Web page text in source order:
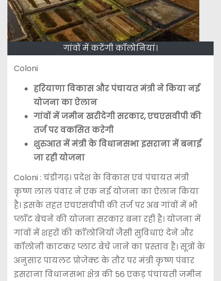
गांवों में कटेंगी कॉलोनियां।
Coloni
हरियाणा विकास और पंचायत मंत्री ने किया नई
योजना का ऐलान
गांवों में जमीन खरीदेगी सरकार, एचएसवीपी की
तर्ज पर वकसित करेगी
शुरुआत में मंत्री के विधानसभा इसराना में बनाई
जा रही योजना
Coloni : चंडीगढ़। प्रदेश के विकास एवं पंचायत मंत्री
कृष्ण लाल पंवार ने एक नई योजना का ऐलान किया
है। इसके तहत एचएसवीपी की तर्ज पर अब गांवों में भी
प्लाॅट बेचने की योजना सरकार बना रही है। योजना में
गांवों में शहरों की काॅलोनियों जैसी सुविधाएं देने और
कॉलोनी काटकर प्लाट बेचे जाने का प्रस्ताव है। सूत्रों के
अनुसार पायलट प्रोजेक्ट के तौर पर मंत्री कृष्ण पंवार
इसराना विधानसभा क्षेत्र की 56 एकड़ पंचायती जमीन